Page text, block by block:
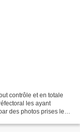
contrôle et en totale
les ayant
des photos prises le